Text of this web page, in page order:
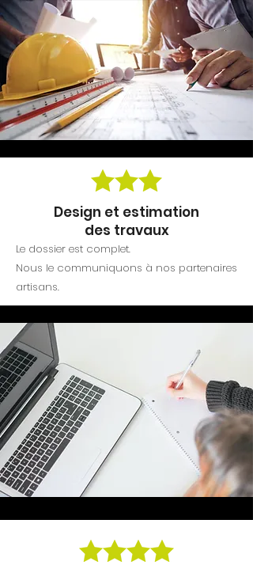
Design et estimation
des travaux
Le dossier est complet.
Nous le communiquons à nos partenaires
artisans.​